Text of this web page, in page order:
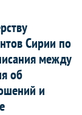
Сирии по
между
об
и